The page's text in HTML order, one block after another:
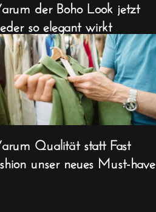
der Boho Look jetzt
so elegant wirkt
Qualität statt Fast
unser neues Must-have